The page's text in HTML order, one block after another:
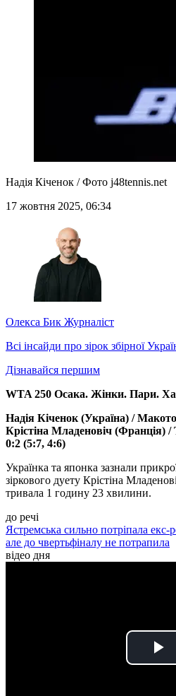
Надія Кіченок / Фото j48tennis.net
17 жовтня 2025, 06:34
Олекса Бик Журналіст
Всі інсайди про зірок збірної
Дізнавайся першим
WTA 250 Осака. Жінки. Пари.
Надія Кіченок (Україна) /
Крістіна Младеновіч
0:2 (5:7, 4:6)
Українка та японка зазнали
зіркового дуету Крістіна
тривала 1 годину 23 хвилини.
до речі
Ястремська сильно потріпала екс-
але до чвертьфіналу не потрапила
відео дня